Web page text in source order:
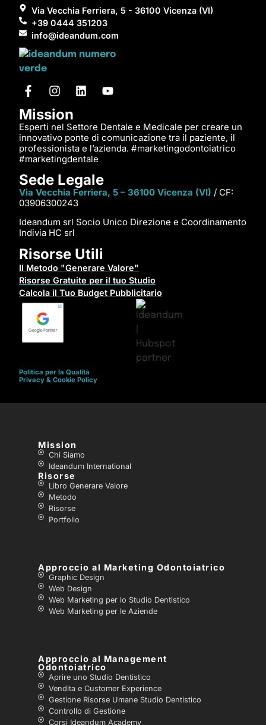
Via Vecchia Ferriera, 5 - 36100 Vicenza (VI)
+39 0444 351203
info@ideandum.com
Mission
Esperti nel Settore Dentale e Medicale per creare un
innovativo ponte di comunicazione tra il paziente, il
professionista e l’azienda. #marketingodontoiatrico
#marketingdentale
Sede Legale
Via Vecchia Ferriera, 5 – 36100 Vicenza (VI) / CF:
03906300243
Ideandum srl Socio Unico Direzione e Coordinamento
Indivia HC srl
Risorse Utili
Il Metodo "Generare Valore"
Risorse Gratuite per il tuo Studio
Calcola il Tuo Budget Pubblicitario
Politica per la Qualità
Privacy & Cookie Policy
Mission
Chi Siamo
Ideandum International
Risorse
Libro Generare Valore
Metodo
Risorse
Portfolio
Approccio al Marketing Odontoiatrico
Graphic Design
Web Design
Web Marketing per lo Studio Dentistico
Web Marketing per le Aziende
Approccio al Management
Odontoiatrico
Aprire uno Studio Dentistico
Vendita e Customer Experience
Gestione Risorse Umane Studio Dentistico
Controllo di Gestione
Corsi Ideandum Academy